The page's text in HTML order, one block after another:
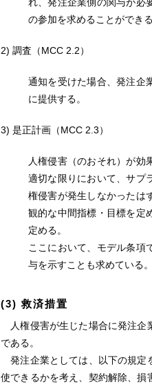
の参加を求めることができる
2) 調査（MCC 2.2）
通知を受けた場合、発注企
に提供する。
3) 是正計画（MCC 2.3）
人権侵害（のおそれ）が効
適切な限りにおいて、サプ
権侵害が発生しなかったは
観的な中間指標・目標を定
定める。
ここにおいて、モデル条項
与を示すことも求めている。
(3) 救済措置
人権侵害が生じた場合に発注企
である。
発注企業としては、以下の規定
使できるかを考え、契約解除、